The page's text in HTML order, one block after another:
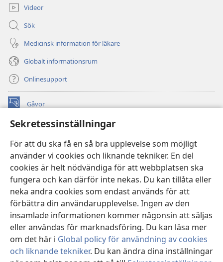
Sekretessinställningar
För att du ska få en så bra upplevelse som möjligt
använder vi cookies och liknande tekniker. En del
cookies är helt nödvändiga för att webbplatsen ska
fungera och kan därför inte nekas. Du kan tillåta eller
neka andra cookies som endast används för att
förbättra din användarupplevelse. Ingen av den
insamlade informationen kommer någonsin att säljas
eller användas för marknadsföring. Du kan läsa mer
om det här i Global policy för användning av cookies
och liknande tekniker. Du kan ändra dina inställningar
Videor
Sök
Medicinsk information för läkare
Globalt informationsrum
Onlinesupport
Gåvor
(öppnar
fönster) Watchtower ONLINE LIBRARY™
nytt
fönster)JW Hub ®
(öppnar
nytt
fönster)JW Library
Watchtower Library
Copyright© 2026 Watch Tower Bible and Tract Society of Pennsylvania.
ANVÄNDARVILLKOR
| SEKRETESSPOLICY |